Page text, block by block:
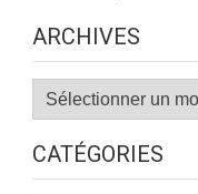
ARCHIVES
Archives
CATÉGORIES